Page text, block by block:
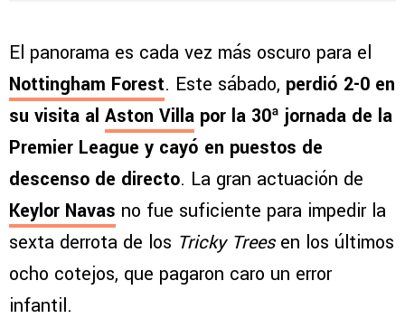
El panorama es cada vez más oscuro para el
Nottingham Forest. Este sábado, perdió 2-0 en
su visita al Aston Villa por la 30ª jornada de la
Premier League y cayó en puestos de
descenso de directo. La gran actuación de
Keylor Navas no fue suficiente para impedir la
sexta derrota de los Tricky Treesen los últimos
ocho cotejos, que pagaron caro un error
infantil.